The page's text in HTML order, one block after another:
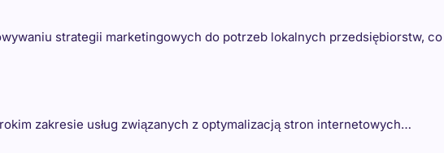
strategii marketingowych do potrzeb lokalnych przedsiębiorstw, co
zakresie usług związanych z optymalizacją stron internetowych…